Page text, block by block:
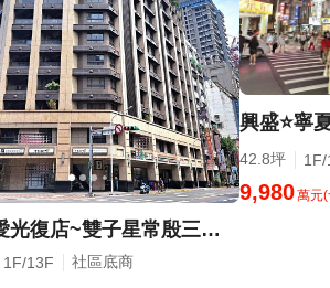
住商仁愛光復店~雙子星常殷三角窗1+2F店霸
1F/13F 社區底商
興盛⭐寧
42.8坪 1F/
9,980萬元